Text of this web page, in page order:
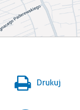
Drukuj